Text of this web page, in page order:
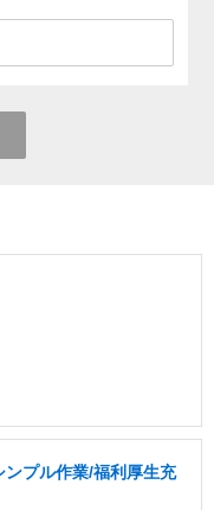
プル作業/福利厚生充